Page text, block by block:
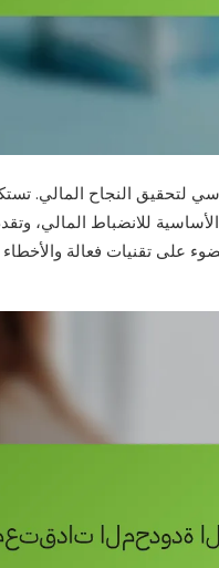
لتحقيق النجاح المالي.
للانضباط المالي،
على تقنيات فعالة